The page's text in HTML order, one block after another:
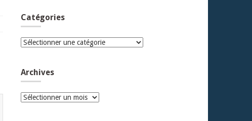
Catégories
Catégories
Archives
Archives